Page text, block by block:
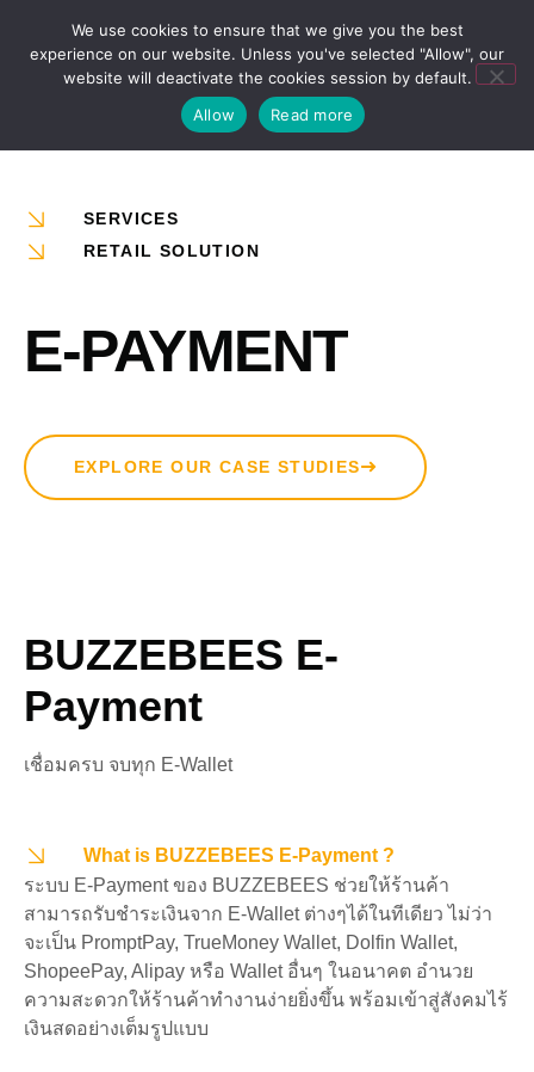
SERVICES
RETAIL SOLUTION
E-PAYMENT
EXPLORE OUR CASE STUDIES
BUZZEBEES E-
Payment
เชื่อมครบ จบทุก E-Wallet
What is BUZZEBEES E-Payment ?
ระบบ E-Payment ของ BUZZEBEES ช่วยให้ร้านค้า
สามารถรับชำระเงินจาก E-Wallet ต่างๆได้ในทีเดียว ไม่ว่า
จะเป็น PromptPay, TrueMoney Wallet, Dolfin Wallet,
ShopeePay, Alipay หรือ Wallet อื่นๆ ในอนาคต อำนวย
ความสะดวกให้ร้านค้าทำงานง่ายยิ่งขึ้น พร้อมเข้าสู่สังคมไร้
เงินสดอย่างเต็มรูปแบบ
We use cookies to ensure that we give you the best
experience on our website. Unless you've selected "Allow", our
website will deactivate the cookies session by default.
Allow
Read more